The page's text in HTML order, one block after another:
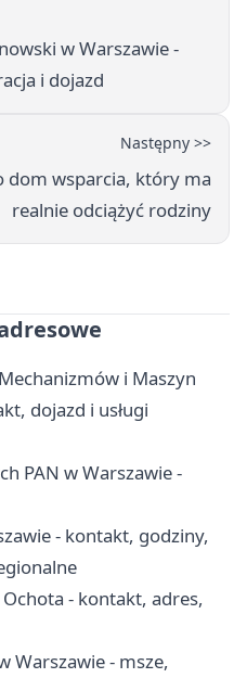
w Warszawie -
i dojazd
Następny >>
dom wsparcia, który ma
realnie odciążyć rodziny
i Maszyn
dojazd i usługi
PAN w Warszawie -
- kontakt, godziny,
- kontakt, adres,
Warszawie - msze,